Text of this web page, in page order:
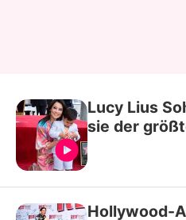
Lucy Lius
sie der
Hollywood-